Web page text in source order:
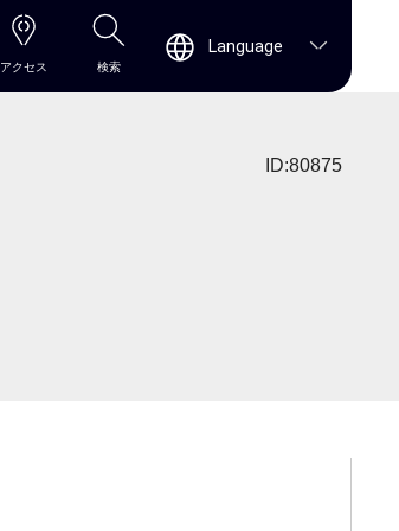
アクセス 検索
Language
ID:80875